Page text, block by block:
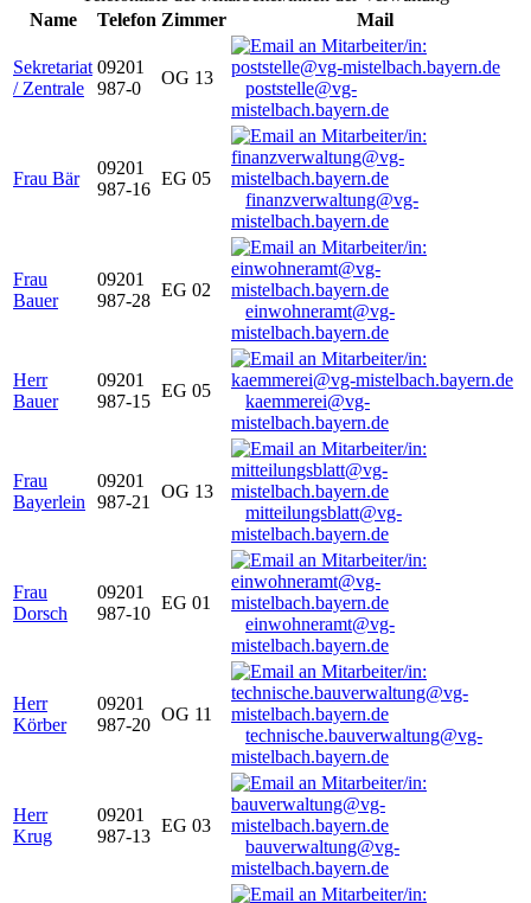
Name
Telefon Zimmer Mail
Sekretariat
/ Zentrale
09201
987-0
OG 13
poststelle@vg-
mistelbach.bayern.de
Frau Bär
09201
987-16
EG 05
finanzverwaltung@vg-
mistelbach.bayern.de
Frau
Bauer
09201
987-28
EG 02
einwohneramt@vg-
mistelbach.bayern.de
Herr
Bauer
09201
987-15
EG 05
kaemmerei@vg-
mistelbach.bayern.de
Frau
Bayerlein
09201
987-21
OG 13
mitteilungsblatt@vg-
mistelbach.bayern.de
Frau
Dorsch
09201
987-10
EG 01
einwohneramt@vg-
mistelbach.bayern.de
Herr
Körber
09201
987-20
OG 11
technische.bauverwaltung@vg-
mistelbach.bayern.de
Herr
Krug
09201
987-13
EG 03
bauverwaltung@vg-
mistelbach.bayern.de